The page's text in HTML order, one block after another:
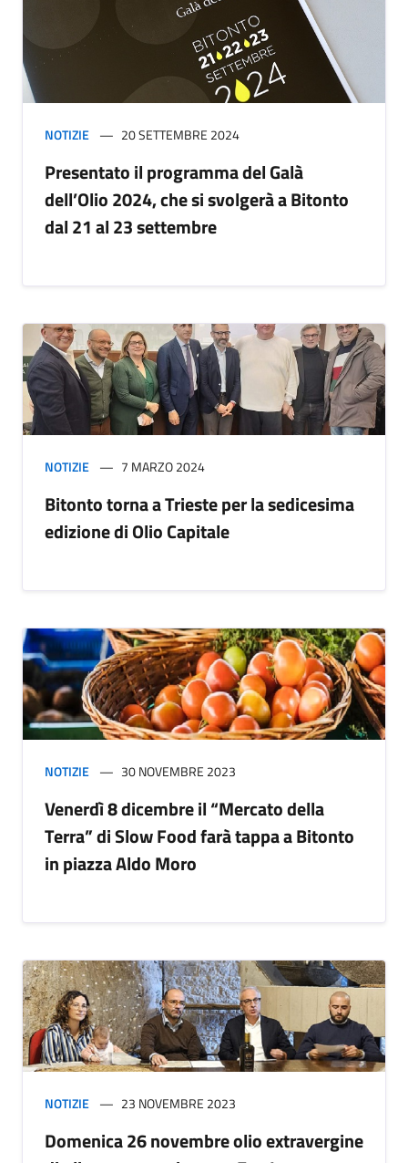
NOTIZIE 20 SETTEMBRE 2024
Presentato il programma del Galà
dell’Olio 2024, che si svolgerà a Bitonto
dal 21 al 23 settembre
NOTIZIE 7 MARZO 2024
Bitonto torna a Trieste per la sedicesima
edizione di Olio Capitale
NOTIZIE 30 NOVEMBRE 2023
Venerdì 8 dicembre il “Mercato della
Terra” di Slow Food farà tappa a Bitonto
in piazza Aldo Moro
NOTIZIE 23 NOVEMBRE 2023
Domenica 26 novembre olio extravergine